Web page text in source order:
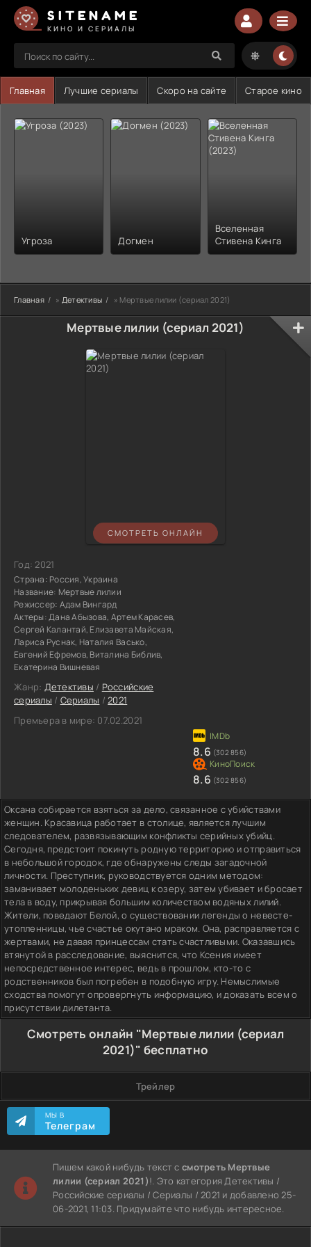
SITENAME
КИНО И СЕРИАЛЫ
Главная Лучшие сериалы Скоро на сайте Старое кино
Угроза Догмен
Вселенная
Стивена Кинга
Главная » Детективы » Мертвые лилии (сериал 2021)
Мертвые лилии (сериал 2021)
СМОТРЕТЬ ОНЛАЙН
Год:2021
Страна: Россия, Украина
Название: Мертвые лилии
Режиссер: Адам Вингард
Актеры:Дана Абызова, Артем Карасев,
Сергей Калантай, Елизавета Майская,
Лариса Руснак, Наталия Васько,
Евгений Ефремов, Виталина Библив,
Екатерина Вишневая
Жанр: Детективы / Российские
сериалы / Сериалы /2021
Премьера в мире: 07.02.2021
8.6 (302 856)
8.6 (302 856)
Оксана собирается взяться за дело, связанное с убийствами
женщин. Красавица работает в столице, является лучшим
следователем, развязывающим конфликты серийных убийц.
Сегодня, предстоит покинуть родную территорию и отправиться
в небольшой городок, где обнаружены следы загадочной
личности. Преступник, руководствуется одним методом:
заманивает молоденьких девиц к озеру, затем убивает и бросает
тела в воду, прикрывая большим количеством водяных лилий.
Жители, поведают Белой, о существовании легенды о невесте-
утопленницы, чье счастье окутано мраком. Она, расправляется с
жертвами, не давая принцессам стать счастливыми. Оказавшись
втянутой в расследование, выяснится, что Ксения имеет
непосредственное интерес, ведь в прошлом, кто-то с
родственников был погребен в подобную игру. Немыслимые
сходства помогут опровергнуть информацию, и доказать всем о
присутствии дилетанта.
Смотреть онлайн "Мертвые лилии (сериал
2021)" бесплатно
Трейлер
МЫ В
Телеграм
Пишем какой нибудь текст ссмотреть Мертвые
лилии (сериал 2021)!. Это категория Детективы /
Российские сериалы / Сериалы / 2021 и добавлено 25-
06-2021, 11:03. Придумайте что нибудь интересное.